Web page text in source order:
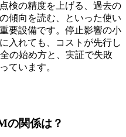
検の精度を上げる、過去の
傾向を読む、といった使い
要設備です。停止影響の小
入れても、コストが先行し
の始め方と、実証で失敗
ています。
の関係は？